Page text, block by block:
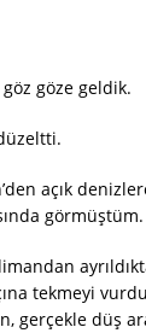
göz göze geldik.
açık
tekmeyi
gerçekle düş